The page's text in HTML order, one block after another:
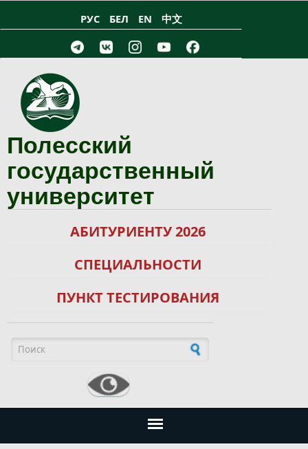
РУС БЕЛ EN 中文
Полесский
государственный
университет
АБИТУРИЕНТУ 2026
СПЕЦИАЛЬНОСТИ
ПУНКТ ТЕСТИРОВАНИЯ